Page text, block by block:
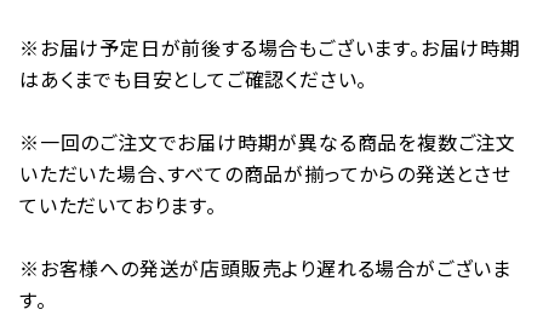
※お届け予定日が前後する場合もございます。お届け時期
はあくまでも目安としてご確認ください。
※一回のご注文でお届け時期が異なる商品を複数ご注文
いただいた場合、すべての商品が揃ってからの発送とさせ
ていただいております。
※お客様への発送が店頭販売より遅れる場合がございま
す。